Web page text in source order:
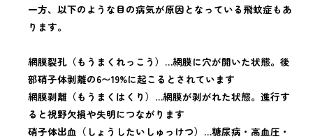
一方、以下のような目の病気が原因となっている飛蚊症もあ
ります。
網膜裂孔（もうまくれっこう）…網膜に穴が開いた状態。後
部硝子体剥離の6〜19%に起こるとされています
網膜剥離（もうまくはくり）…網膜が剥がれた状態。進行す
ると視野欠損や失明につながります
硝子体出血（しょうしたいしゅっけつ）…糖尿病・高血圧・